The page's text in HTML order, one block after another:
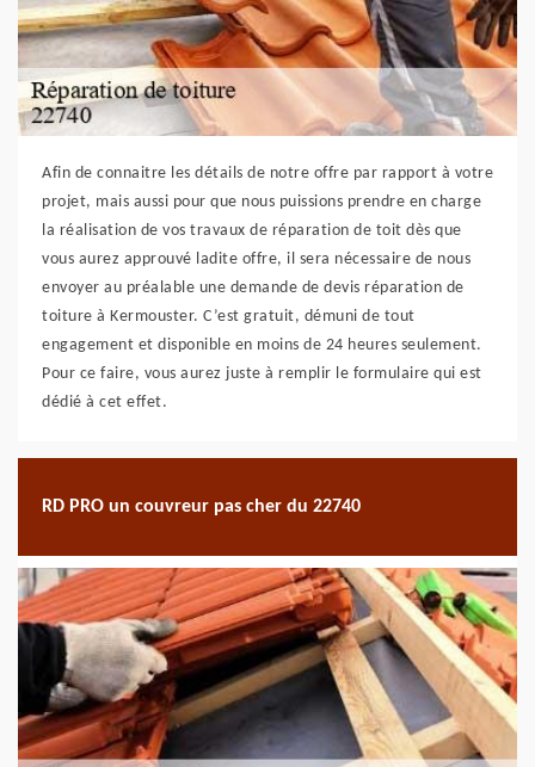
Afin de connaitre les détails de notre offre par rapport à votre
projet, mais aussi pour que nous puissions prendre en charge
la réalisation de vos travaux de réparation de toit dès que
vous aurez approuvé ladite offre, il sera nécessaire de nous
envoyer au préalable une demande de devis réparation de
toiture à Kermouster. C’est gratuit, démuni de tout
engagement et disponible en moins de 24 heures seulement.
Pour ce faire, vous aurez juste à remplir le formulaire qui est
dédié à cet effet.
RD PRO un couvreur pas cher du 22740